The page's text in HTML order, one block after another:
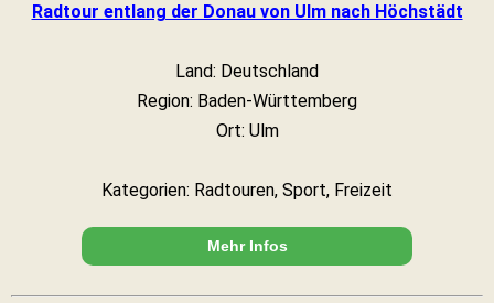
Radtour entlang der Donau von Ulm nach Höchstädt
Land: Deutschland
Region: Baden-Württemberg
Ort: Ulm
Kategorien: Radtouren, Sport, Freizeit
Mehr Infos